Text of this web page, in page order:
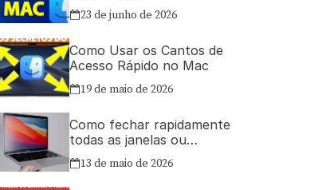
23 de junho de 2026
Como Usar os Cantos de
Acesso Rápido no Mac
19 de maio de 2026
Como fechar rapidamente
todas as janelas ou
aplicativos abertos no Mac
13 de maio de 2026